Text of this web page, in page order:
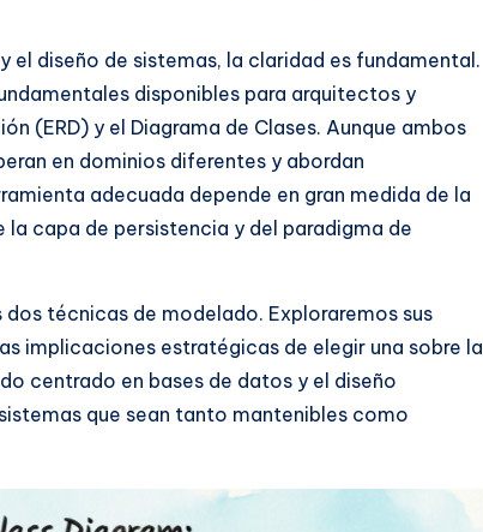
diseño de sistemas, la claridad es fundamental.
disponibles para arquitectos y
(ERD) y el Diagrama de Clases. Aunque ambos
en dominios diferentes y abordan
adecuada depende en gran medida de la
capa de persistencia y del paradigma de
técnicas de modelado. Exploraremos sus
implicaciones estratégicas de elegir una sobre la
centrado en bases de datos y el diseño
que sean tanto mantenibles como